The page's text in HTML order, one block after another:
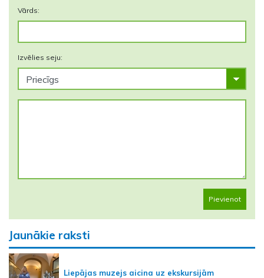
Vārds:
Izvēlies seju:
Pievienot
Jaunākie raksti
Liepājas muzejs aicina uz ekskursijām